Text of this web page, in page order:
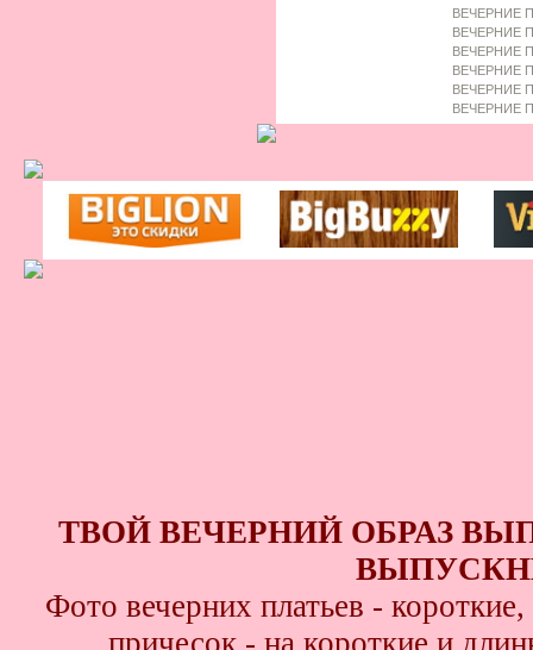
ВЕЧЕРНИЕ
ВЕЧЕРНИЕ
ВЕЧЕРНИЕ
ВЕЧЕРНИЕ
ВЕЧЕРНИЕ
ВЕЧЕРНИЕ
ТВОЙ ВЕЧЕРНИЙ ОБРАЗ
Фото вечерних платьев -
причесок - на короткие и